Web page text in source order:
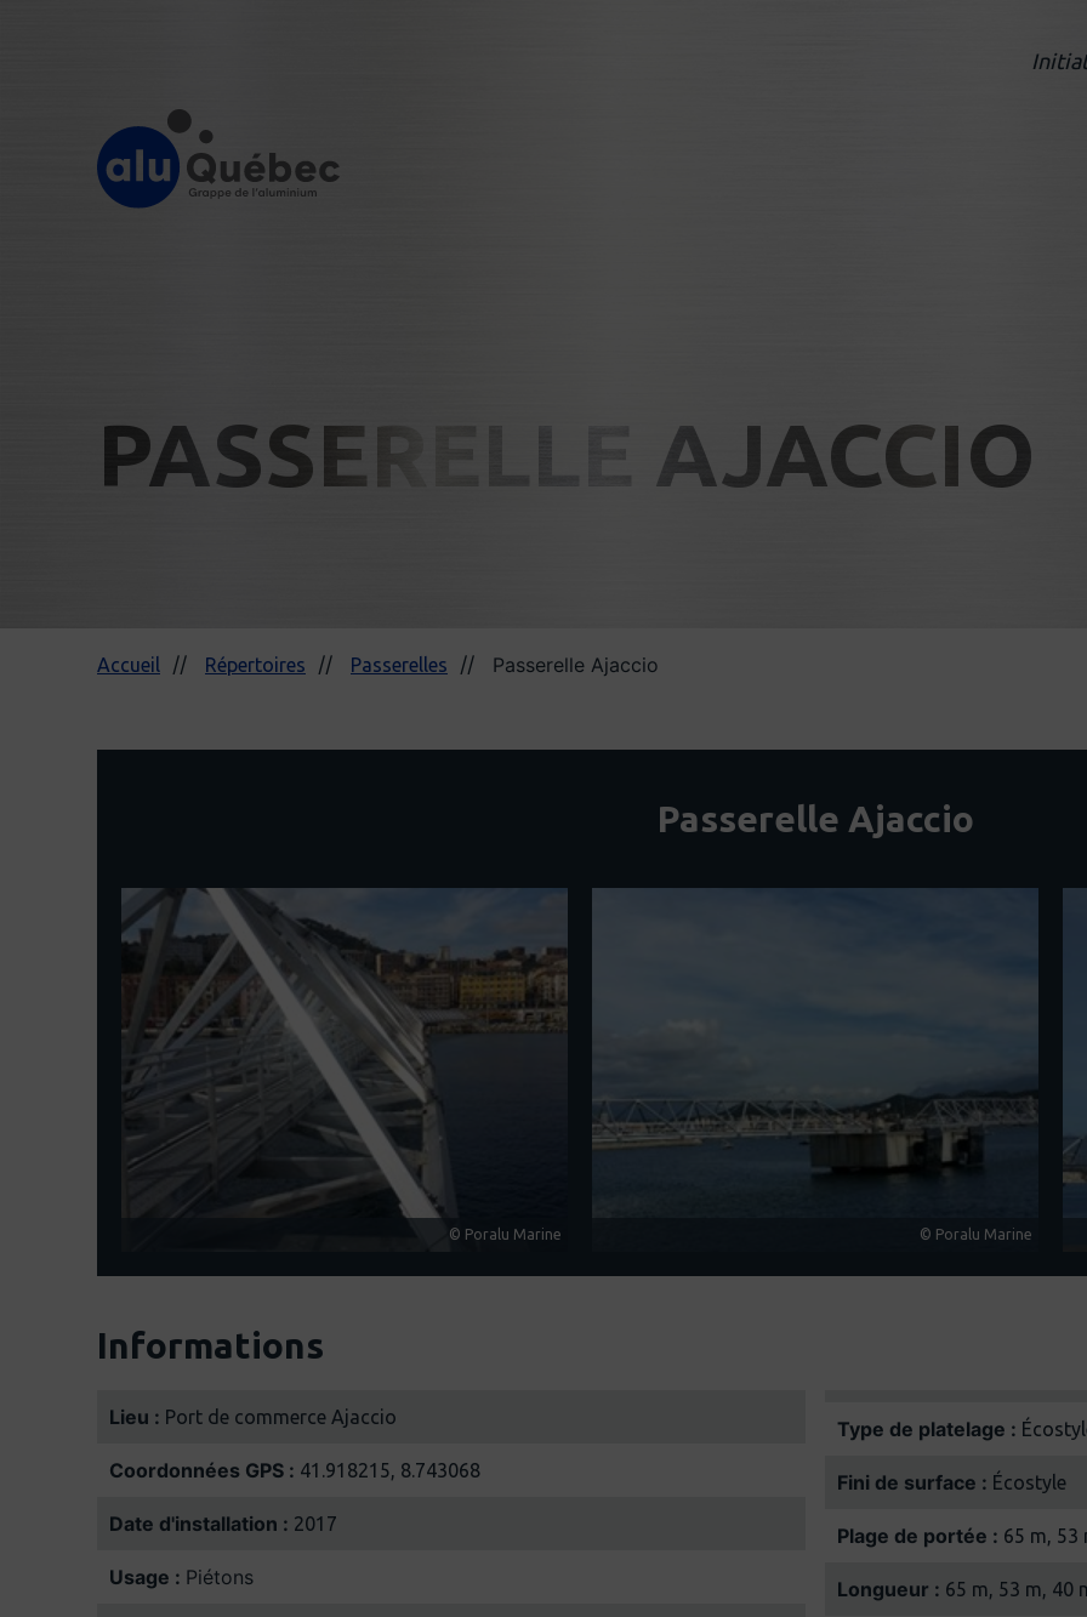
PASSERELLE AJACCIO
Accueil Répertoires Passerelles Passerelle Ajaccio
Passerelle Ajaccio
© Poralu Marine © Poralu Marine
Informations
Lieu : Port de commerce Ajaccio
Coordonnées GPS : 41.918215, 8.743068
Date d'installation : 2017
Usage : Piétons
Type de platelage :
Fini de surface : Écostyle
Plage de portée : 65 m, 53
Longueur : 65 m, 53 m, 40